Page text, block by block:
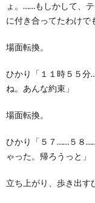
ょ。……もしかして、
に付き合ってたわけで
場面転換。
ひかり「１１時５５分
ね。あんな約束」
場面転換。
ひかり「５７……５８
ゃった。帰ろうっと」
立ち上がり、歩き出す